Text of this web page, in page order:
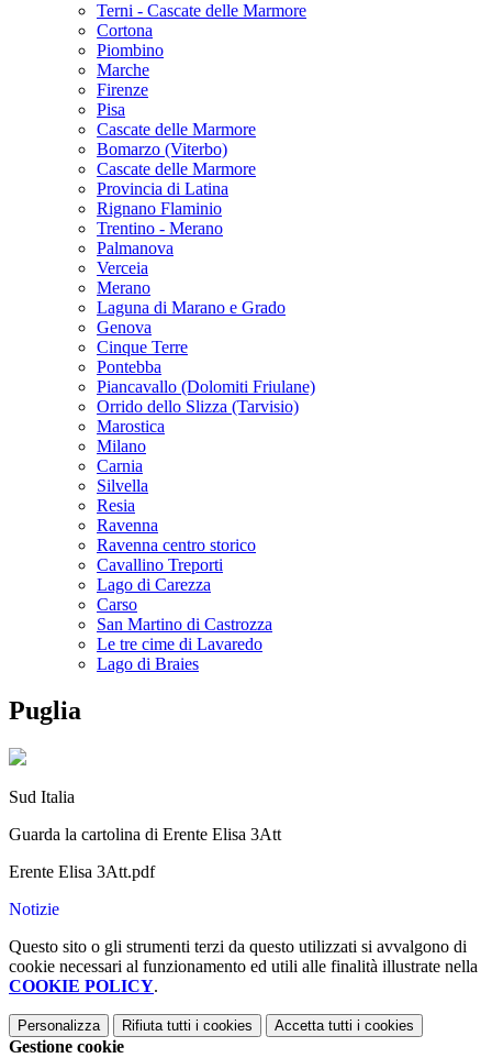
Terni - Cascate delle Marmore
Cortona
Piombino
Marche
Firenze
Pisa
Cascate delle Marmore
Bomarzo (Viterbo)
Cascate delle Marmore
Provincia di Latina
Rignano Flaminio
Trentino - Merano
Palmanova
Verceia
Merano
Laguna di Marano e Grado
Genova
Cinque Terre
Pontebba
Piancavallo (Dolomiti Friulane)
Orrido dello Slizza (Tarvisio)
Marostica
Milano
Carnia
Silvella
Resia
Ravenna
Ravenna centro storico
Cavallino Treporti
Lago di Carezza
Carso
San Martino di Castrozza
Le tre cime di Lavaredo
Lago di Braies
Puglia
Sud Italia
Guarda la cartolina di Erente Elisa 3Att
Erente Elisa 3Att.pdf
Notizie
Questo sito o gli strumenti terzi da questo utilizzati si avvalgono di
cookie necessari al funzionamento ed utili alle finalità illustrate nella
COOKIE POLICY.
Personalizza Rifiuta tutti i cookies Accetta tutti i cookies
Gestione cookie